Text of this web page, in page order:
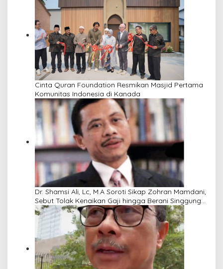
Cinta Quran Foundation Resmikan Masjid Pertama
Komunitas Indonesia di Kanada
Dr. Shamsi Ali, Lc, M.A Soroti Sikap Zohran Mamdani,
Sebut Tolak Kenaikan Gaji hingga Berani Singgung
Netanyahu